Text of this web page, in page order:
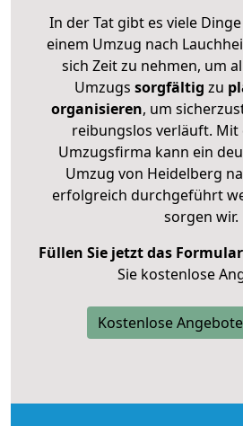
In der Tat gibt es viele
einem Umzug nach
sich Zeit zu nehmen, um
Umzugs sorgfältig zu
organisieren, um
reibungslos verläuft.
Umzugsfirma kann ein
Umzug von Heidelberg
erfolgreich durchgeführt
sorgen wir.
Füllen Sie jetzt das
Sie kostenlose
Kostenlose